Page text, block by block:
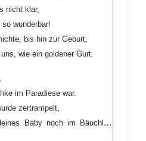
nicht klar,
wunderbar!
bis hin zur Geburt,
wie ein goldener Gurt.
im Paradiese war.
zertrampelt,
Baby noch im Bäuchlein